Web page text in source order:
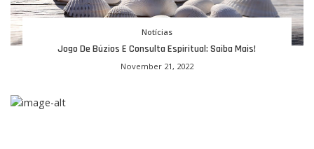
Notícias
Jogo De Búzios E Consulta Espiritual: Saiba Mais!
November 21, 2022